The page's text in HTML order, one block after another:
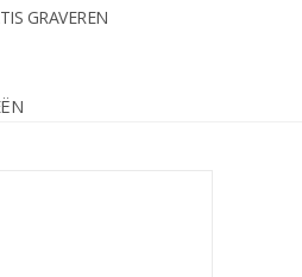
GRAVEREN